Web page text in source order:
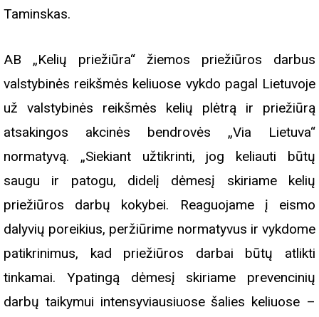
Taminskas.
AB „Kelių priežiūra“ žiemos priežiūros darbus
valstybinės reikšmės keliuose vykdo pagal Lietuvoje
už valstybinės reikšmės kelių plėtrą ir priežiūrą
atsakingos akcinės bendrovės „Via Lietuva“
normatyvą. „Siekiant užtikrinti, jog keliauti būtų
saugu ir patogu, didelį dėmesį skiriame kelių
priežiūros darbų kokybei. Reaguojame į eismo
dalyvių poreikius, peržiūrime normatyvus ir vykdome
patikrinimus, kad priežiūros darbai būtų atlikti
tinkamai. Ypatingą dėmesį skiriame prevencinių
darbų taikymui intensyviausiuose šalies keliuose –